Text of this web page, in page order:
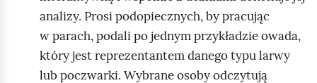
analizy. Prosi podopiecznych, by pracując
w parach, podali po jednym przykładzie owada,
który jest reprezentantem danego typu larwy
lub poczwarki. Wybrane osoby odczytują